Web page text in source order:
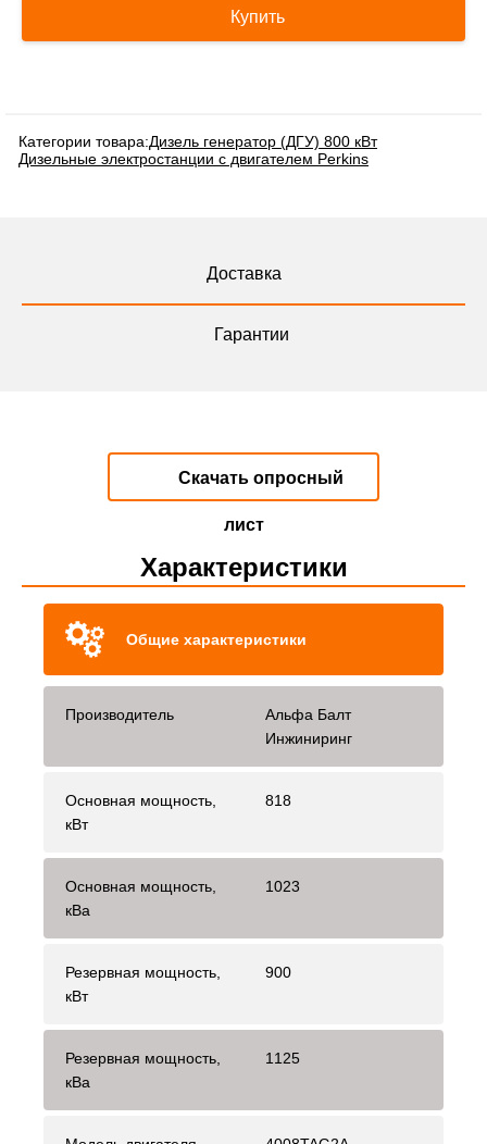
Купить
Категории товара:Дизель генератор (ДГУ) 800 кВт
Дизельные электростанции с двигателем Perkins
Доставка
Гарантии
Скачать опросный
лист
Характеристики
Общие характеристики
Производитель
Альфа Балт
Инжиниринг
Основная мощность,
кВт
818
Основная мощность,
кВа
1023
Резервная мощность,
кВт
900
Резервная мощность,
кВа
1125